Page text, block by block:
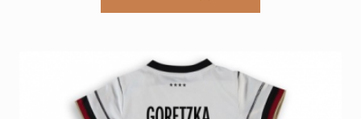
variații.
Opțiunile